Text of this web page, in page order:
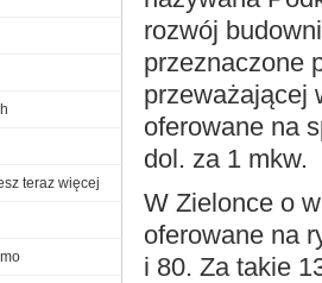
rozwój
przeznaczone
przeważającej
oferowane na
dol. za 1 mkw.
W Zielonce o
oferowane na
i 80. Za takie
teraz więcej